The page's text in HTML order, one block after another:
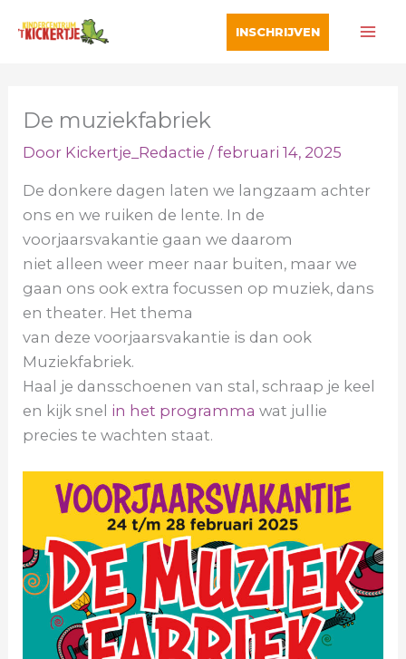
naar
INSCHRIJVEN
De muziekfabriek
Door Kickertje_Redactie/februari 14, 2025
De donkere dagen laten we langzaam achter
ons en we ruiken de lente. In de
voorjaarsvakantie gaan we daarom
niet alleen weer meer naar buiten, maar we
gaan ons ook extra focussen op muziek, dans
en theater. Het thema
van deze voorjaarsvakantie is dan ook
Muziekfabriek.
Haal je dansschoenen van stal, schraap je keel
en kijk snel in het programma wat jullie
precies te wachten staat.